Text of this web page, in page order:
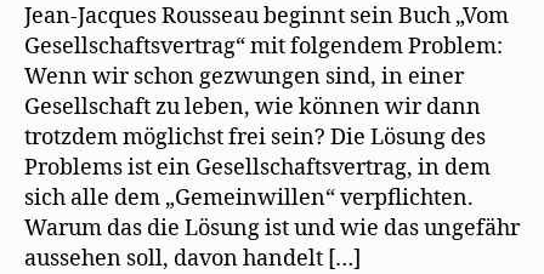
Jean-Jacques Rousseau beginnt sein Buch „Vom
Gesellschaftsvertrag“ mit folgendem Problem:
Wenn wir schon gezwungen sind, in einer
Gesellschaft zu leben, wie können wir dann
trotzdem möglichst frei sein? Die Lösung des
Problems ist ein Gesellschaftsvertrag, in dem
sich alle dem „Gemeinwillen“ verpflichten.
Warum das die Lösung ist und wie das ungefähr
aussehen soll, davon handelt […]